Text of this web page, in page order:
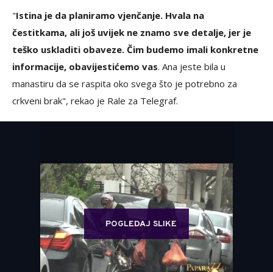
"Istina je da planiramo vjenčanje. Hvala na
čestitkama, ali još uvijek ne znamo sve detalje, jer je
teško uskladiti obaveze. Čim budemo imali konkretne
informacije, obavijestićemo vas. Ana jeste bila u
manastiru da se raspita oko svega što je potrebno za
crkveni brak", rekao je Rale za Telegraf.
POGLEDAJ SLIKE